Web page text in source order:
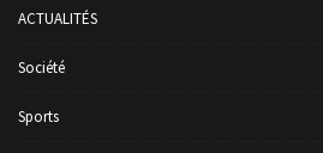
ACTUALITÉS
Société
Sports